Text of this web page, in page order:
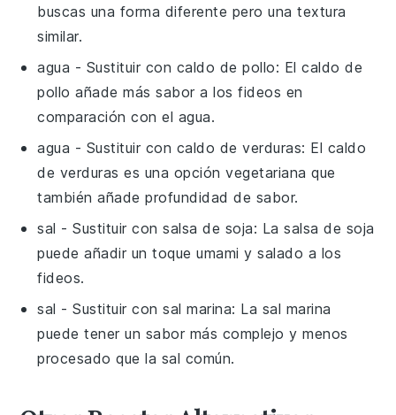
buscas una forma diferente pero una textura
similar.
agua - Sustituir con caldo de pollo: El caldo de
pollo añade más sabor a los fideos en
comparación con el agua.
agua - Sustituir con caldo de verduras: El caldo
de verduras es una opción vegetariana que
también añade profundidad de sabor.
sal - Sustituir consalsa de soja: La salsa de soja
puede añadir un toque umami y salado a los
fideos.
sal - Sustituir consal marina: La sal marina
puede tener un sabor más complejo y menos
procesado que la sal común.